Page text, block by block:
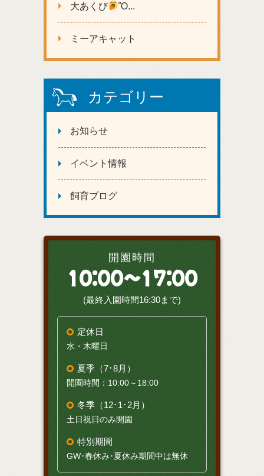
大あくび Ὂ...
ミーアキャット
カテゴリー
お知らせ
イベント情報
飼育ブログ
開園時間
10:00～17:00
(最終入園時間16:30まで)
定休日
水・木曜日
夏季（7･8月）
開園時間：10:00～18:00
冬季（12･1･2月）
土日祝日のみ開園
特別期間
GW･春休み･夏休み期間中は無休